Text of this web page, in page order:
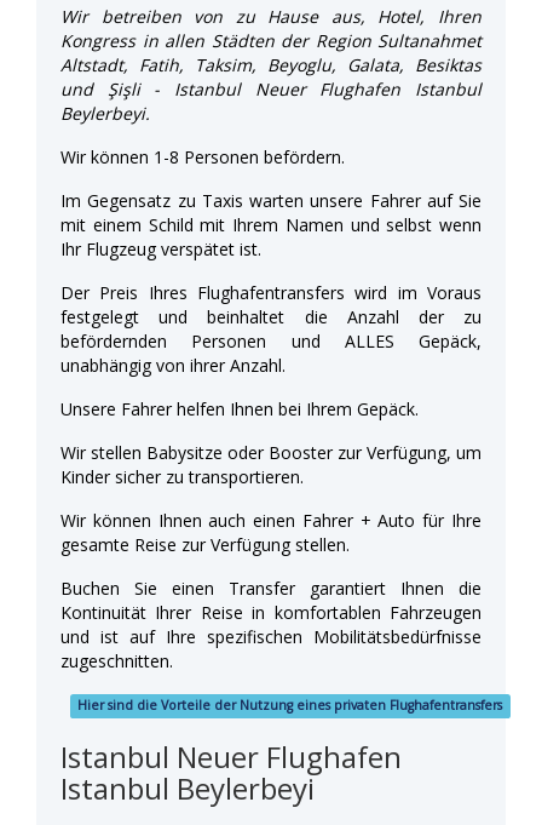
Wir betreiben von zu Hause aus, Hotel, Ihren
Kongress in allen Städten der Region Sultanahmet
Altstadt, Fatih, Taksim, Beyoglu, Galata, Besiktas
und Şişli - Istanbul Neuer Flughafen Istanbul
Beylerbeyi.
Wir können 1-8 Personen befördern.
Im Gegensatz zu Taxis warten unsere Fahrer auf Sie
mit einem Schild mit Ihrem Namen und selbst wenn
Ihr Flugzeug verspätet ist.
Der Preis Ihres Flughafentransfers wird im Voraus
festgelegt und beinhaltet die Anzahl der zu
befördernden Personen und ALLES Gepäck,
unabhängig von ihrer Anzahl.
Unsere Fahrer helfen Ihnen bei Ihrem Gepäck.
Wir stellen Babysitze oder Booster zur Verfügung, um
Kinder sicher zu transportieren.
Wir können Ihnen auch einen Fahrer + Auto für Ihre
gesamte Reise zur Verfügung stellen.
Buchen Sie einen Transfer garantiert Ihnen die
Kontinuität Ihrer Reise in komfortablen Fahrzeugen
und ist auf Ihre spezifischen Mobilitätsbedürfnisse
zugeschnitten.
Hier sind die Vorteile der Nutzung eines privaten Flughafentransfers
Istanbul Neuer Flughafen
Istanbul Beylerbeyi